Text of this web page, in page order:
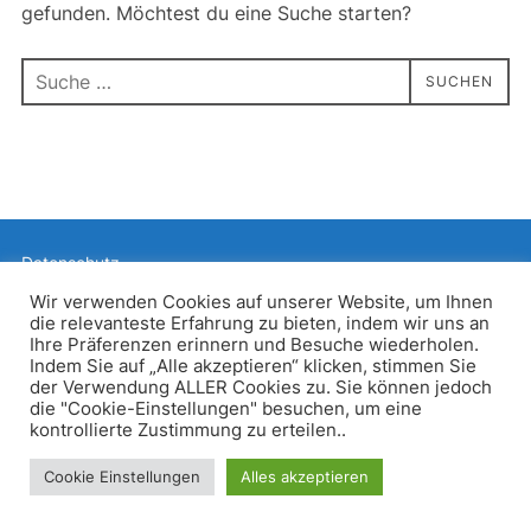
gefunden. Möchtest du eine Suche starten?
Suchen
nach:
SUCHEN
Datenschutz
Inspiro WordPress Theme von WPZOOM
Wir verwenden Cookies auf unserer Website, um Ihnen
die relevanteste Erfahrung zu bieten, indem wir uns an
Ihre Präferenzen erinnern und Besuche wiederholen.
Indem Sie auf „Alle akzeptieren“ klicken, stimmen Sie
der Verwendung ALLER Cookies zu. Sie können jedoch
die "Cookie-Einstellungen" besuchen, um eine
kontrollierte Zustimmung zu erteilen..
Cookie Einstellungen Alles akzeptieren